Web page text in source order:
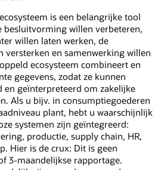
is een belangrijke tool
besluitvorming willen verbeteren,
willen laten werken, de
versterken en samenwerking willen
ecosysteem combineert en
gegevens, zodat ze kunnen
en geïnterpreteerd om zakelijke
Als u bijv. in consumptiegoederen
plant, hebt u waarschijnlijk
systemen zijn geïntegreerd:
productie, supply chain, HR,
Hier is de crux: Dit is geen
3-maandelijkse rapportage.